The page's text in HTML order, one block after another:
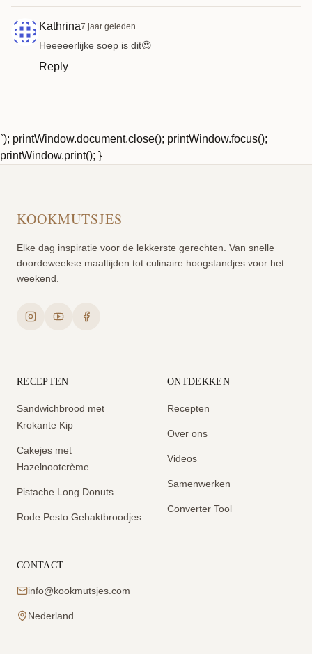
Kathrina7 jaar geleden
Heeeeerlijke soep is dit😍
Reply
`); printWindow.document.close(); printWindow.focus();
printWindow.print(); }
KOOKMUTSJES
Elke dag inspiratie voor de lekkerste gerechten. Van snelle
doordeweekse maaltijden tot culinaire hoogstandjes voor het
weekend.
RECEPTEN
Sandwichbrood met
Krokante Kip
Cakejes met
Hazelnootcrème
Pistache Long Donuts
Rode Pesto Gehaktbroodjes
ONTDEKKEN
Recepten
Over ons
Videos
Samenwerken
Converter Tool
CONTACT
info@kookmutsjes.com
Nederland